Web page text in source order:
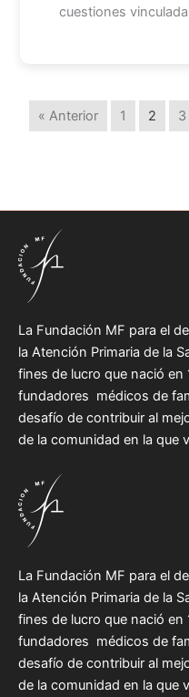
cuestiones
« Anterior 1 2 3
La Fundación MF para el
la Atención Primaria de la
fines de lucro que nació en
fundadores médicos de
desafío de contribuir al
de la comunidad en la que
La Fundación MF para el
la Atención Primaria de la
fines de lucro que nació en
fundadores médicos de
desafío de contribuir al
de la comunidad en la que